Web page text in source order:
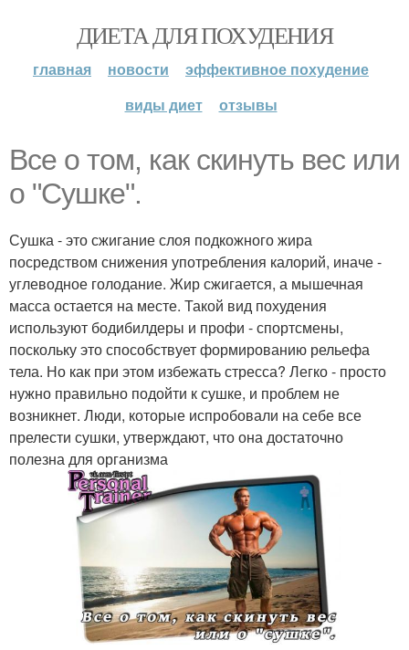
ДИЕТА ДЛЯ ПОХУДЕНИЯ
главная новости
эффективное похудение
виды диет
отзывы
Все о том, как скинуть вес или
о "Сушке".
Сушка - это сжигание слоя подкожного жира
посредством снижения употребления калорий, иначе -
углеводное голодание. Жир сжигается, а мышечная
масса остается на месте. Такой вид похудения
используют бодибилдеры и профи - спортсмены,
поскольку это способствует формированию рельефа
тела. Но как при этом избежать стресса? Легко - просто
нужно правильно подойти к сушке, и проблем не
возникнет. Люди, которые испробовали на себе все
прелести сушки, утверждают, что она достаточно
полезна для организма